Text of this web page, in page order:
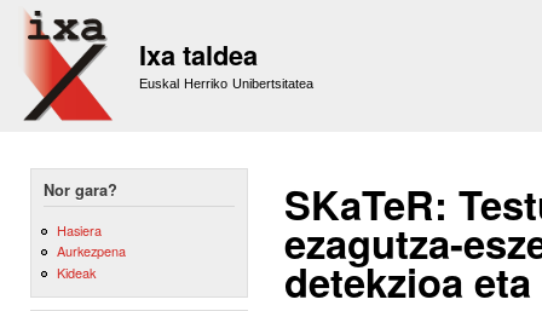
Ixa taldea
Euskal Herriko Unibertsitatea
Nor gara?
Hasiera
Aurkezpena
Kideak
SKaTeR:
ezagutza-
detekzioa